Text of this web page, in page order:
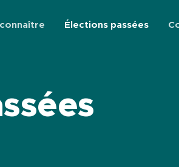
Élections passées